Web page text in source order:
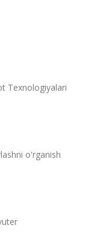
Texnologiyalari
o'rganish